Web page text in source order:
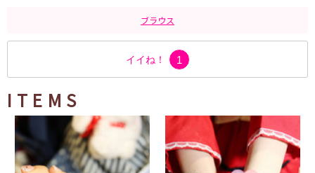
ブラウス
イイね！ 1
ITEMS